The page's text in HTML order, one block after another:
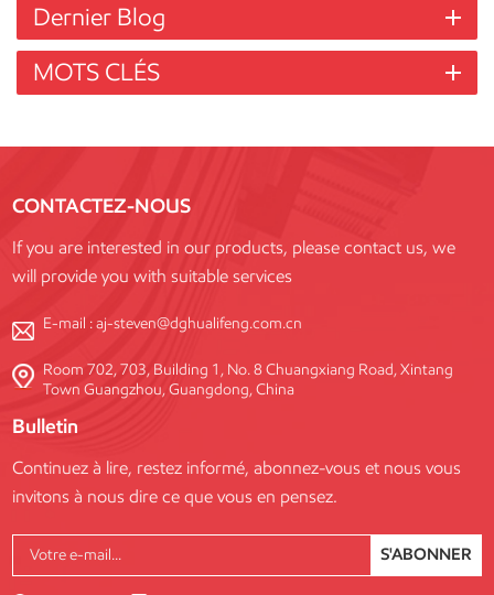
Dernier Blog
MOTS CLÉS
CONTACTEZ-NOUS
If you are interested in our products, please contact us, we
will provide you with suitable services
E-mail :aj-steven@dghualifeng.com.cn
Room 702, 703, Building 1, No. 8 Chuangxiang Road, Xintang
Town Guangzhou, Guangdong, China
Bulletin
Continuez à lire, restez informé, abonnez-vous et nous vous
invitons à nous dire ce que vous en pensez.
S'ABONNER